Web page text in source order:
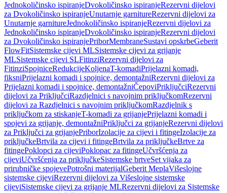
Jednokoličinsko ispiranjeDvokoličinsko ispiranjeRezervni dijelovi
za Dvokoličinsko ispiranjeUnutarnje garnitureRezervni dijelovi za
Unutarnje garnitureJednokoličinsko ispiranjeRezervni dijelovi za
Jednokoličinsko ispiranjeDvokoličinsko ispiranjeRezervni dijelovi
za Dvokoličinsko ispiranjePriborMembraneSustavi opskrbeGeberit
FlowFitSistemske cijevi MLSistemske cijevi za grijanje
MLSistemske cijevi SLFitinziRezervni dijelovi za
FitinziSpojniceRedukcijeKoljenaT-komadiPrijelazni komadi,
fiksniPrijelazni komadi i spojnice, demontažniRezervni dijelovi za
Prijelazni komadi i spojnice, demontažniČepoviPriključciRezervni
dijelovi za PriključciRazdjelnici s navojnim priključkomRezervni
dijelovi za Razdjelnici s navojnim priključkomRazdjelnik s
priključkom za stiskanjeT-komadi za grijanjePrijelazni komadi i
spojevi za grijanje, demontažniPriključci za grijanjeRezervni dijelovi
za Priključci za grijanjePriborIzolacije za cijevi i fitingeIzolacije za
priključkeBrtvila za cijevi i fitingeBrtvila za priključkeBrtve za
fitingePoklopci za cijeviPoklopac za fitingeUčvršćenja za
cijeviUčvršćenja za priključkeSistemske brtveSet vijaka za
prirubničke spojevePotrošni materijalGeberit MeplaVišeslojne
sistemske cijeviRezervni dijelovi za Višeslojne sistemske
cijeviSistemske cijevi za grijanje MLRezervni dijelovi za Sistemske